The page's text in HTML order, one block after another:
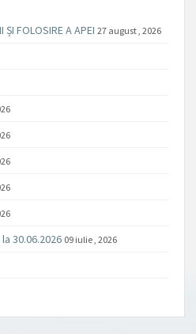
ȘI FOLOSIRE A APEI 27 august , 2026
30.06.2026 09 iulie , 2026